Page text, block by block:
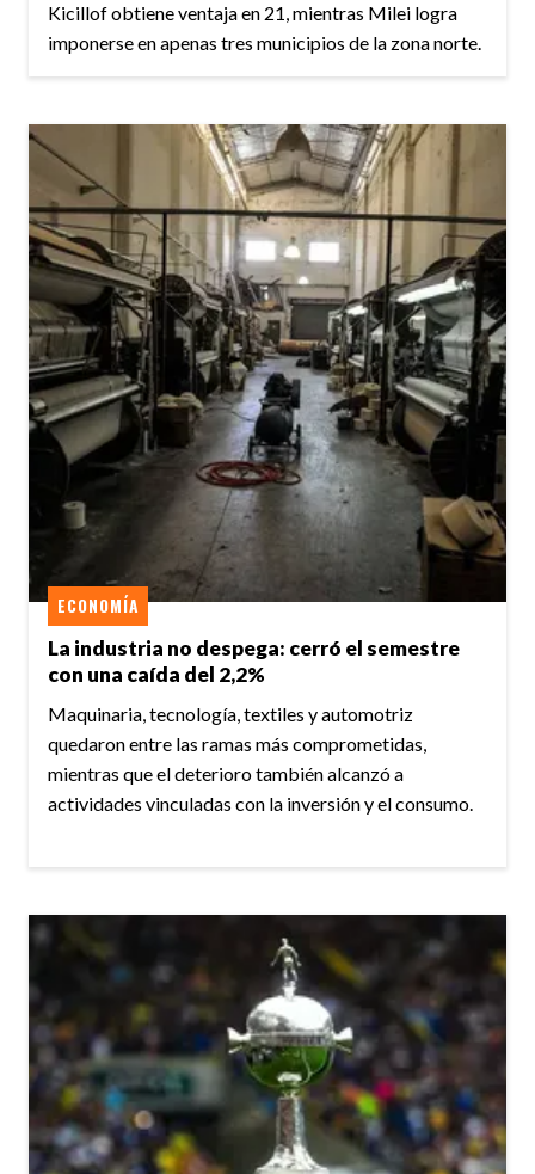
Kicillof obtiene ventaja en 21, mientras Milei logra
imponerse en apenas tres municipios de la zona norte.
La industria no despega: cerró el semestre
con una caída del 2,2%
ECONOMÍA
Maquinaria, tecnología, textiles y automotriz
quedaron entre las ramas más comprometidas,
mientras que el deterioro también alcanzó a
actividades vinculadas con la inversión y el consumo.